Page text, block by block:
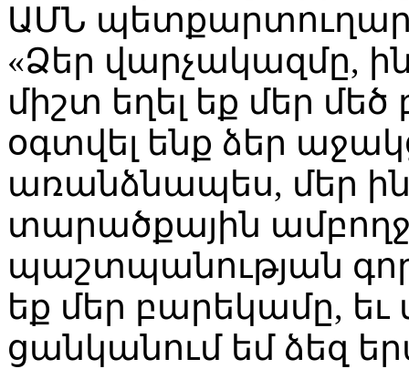
ԱՄՆ
«Ձեր վարչակազմը,
միշտ եղել եք մեր
օգտվել ենք ձեր
առանձնապես, մեր
տարածքային
պաշտպանության
եք մեր բարեկամը, եւ
ցանկանում եմ ձեզ